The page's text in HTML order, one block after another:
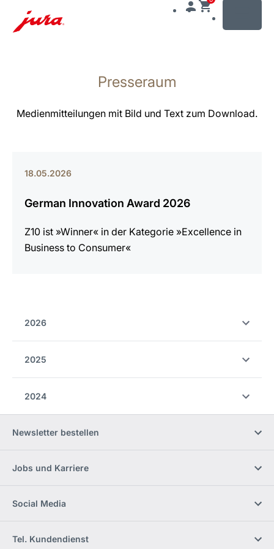
Suche
Presseraum
Medienmitteilungen mit Bild und Text zum Download.
18.05.2026
German Innovation Award 2026
Z10 ist »Winner« in der Kategorie »Excellence in
Business to Consumer«
2026
2025
2024
Newsletter bestellen
Jobs und Karriere
Social Media
Tel. Kundendienst